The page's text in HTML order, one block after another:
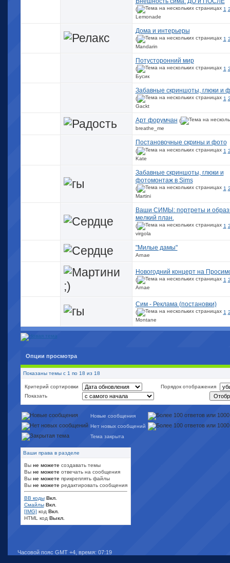
( 1
Lemonade
Дома и интерьеры
( 1
Mandarin
Потусторонний мир
( 1
Бусик
Забавные скриншоты, глюки и
( 1
Gackt
Арт форумчан (
breathe_me
Постановочные скрины и фото
( 1
Kate
Забавные скриншоты, глюки и
фотомонтаж в Sims
( 1
Martini
Ваши СИМЫ: портреты и
мелкий план.
( 1
virgola
"Милые дамы"
Arnae
Новогодний концерт на
( 1
Arnae
Сим - Реклама (постановки)
( 1
Montane
Опции просмотра
Показаны темы с 1 по 18 из 18
Критерий сортировки
Порядок отображения
Показать
Новые сообщения
Нет новых сообщений
Тема закрыта
Ваши права в разделе
Вы не можетесоздавать темы
Вы не можетеотвечать на сообщения
Вы не можетеприкреплять файлы
Вы не можетередактировать сообщения
BB коды Вкл.
Смайлы Вкл.
[IMG] код Вкл.
HTML код Выкл.
Часовой пояс GMT +4, время: 07:19